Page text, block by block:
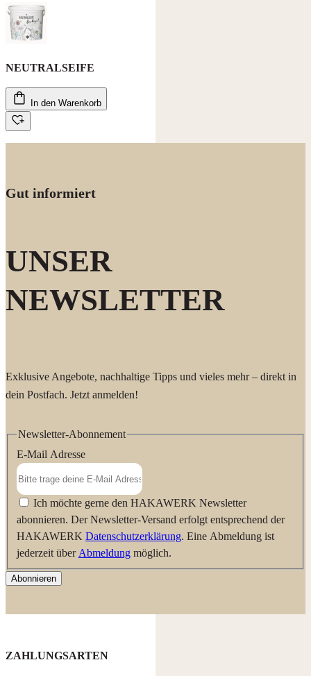
NEUTRALSEIFE
In den Warenkorb
Gut informiert
UNSER
NEWSLETTER
Exklusive Angebote, nachhaltige Tipps und vieles mehr – direkt in
dein Postfach. Jetzt anmelden!
Newsletter-Abonnement
E-Mail Adresse
Ich möchte gerne den HAKAWERK Newsletter
abonnieren. Der Newsletter-Versand erfolgt entsprechend der
HAKAWERK Datenschutzerklärung. Eine Abmeldung ist
jederzeit über Abmeldung möglich.
Abonnieren
ZAHLUNGSARTEN